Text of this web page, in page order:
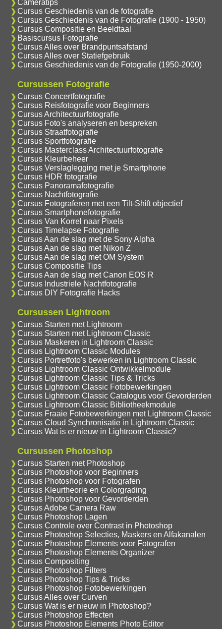
Cameratips
Cursus Geschiedenis van de fotografie
Cursus Geschiedenis van de Fotografie (1900 - 1950)
Cursus Compositie en Beeldtaal
Basiscursus Fotografie
Cursus Alles over Brandpuntsafstand
Cursus Alles over Statiefgebruik
Cursus Geschiedenis van de Fotografie (1950-2000)
Cursussen Fotografie
Cursus Concertfotografie
Cursus Reisfotografie voor Beginners
Cursus Architectuurfotografie
Cursus Foto's analyseren en bespreken
Cursus Straatfotografie
Cursus Sportfotografie
Cursus Masterclass Architectuurfotografie
Cursus Kleurbeheer
Cursus Verslaglegging met je Smartphone
Cursus HDR fotografie
Cursus Panoramafotografie
Cursus Nachtfotografie
Cursus Fotograferen met een Tilt-Shift objectief
Cursus Smartphonefotografie
Cursus Van Korrel naar Pixels
Cursus Timelapse Fotografie
Cursus Aan de slag met de Sony Alpha
Cursus Aan de slag met Nikon Z
Cursus Aan de slag met OM System
Cursus Compositie Tips
Cursus Aan de slag met Canon EOS R
Cursus Industriele Nachtfotografie
Cursus DIY Fotografie Hacks
Cursussen Lightroom
Cursus Starten met Lightroom
Cursus Starten met Lightroom Classic
Cursus Maskeren in Lightroom Classic
Cursus Lightroom Classic Modules
Cursus Portretfoto's bewerken in Lightroom Classic
Cursus Lightroom Classic Ontwikkelmodule
Cursus Lightroom Classic Tips & Tricks
Cursus Lightroom Classic Fotobewerkingen
Cursus Lightroom Classic Catalogus voor Gevorderden
Cursus Lightroom Classic Bibliotheekmodule
Cursus Fraaie Fotobewerkingen met Lightroom Classic
Cursus Cloud Synchronisatie in Lightroom Classic
Cursus Wat is er nieuw in Lightroom Classic?
Cursussen Photoshop
Cursus Starten met Photoshop
Cursus Photoshop voor Beginners
Cursus Photoshop voor Fotografen
Cursus Kleurtheorie en Colorgrading
Cursus Photoshop voor Gevorderden
Cursus Adobe Camera Raw
Cursus Photoshop Lagen
Cursus Controle over Contrast in Photoshop
Cursus Photoshop Selecties, Maskers en Alfakanalen
Cursus Photoshop Elements voor Fotografen
Cursus Photoshop Elements Organizer
Cursus Compositing
Cursus Photoshop Filters
Cursus Photoshop Tips & Tricks
Cursus Photoshop Fotobewerkingen
Cursus Alles over Curven
Cursus Wat is er nieuw in Photoshop?
Cursus Photoshop Effecten
Cursus Photoshop Elements Photo Editor